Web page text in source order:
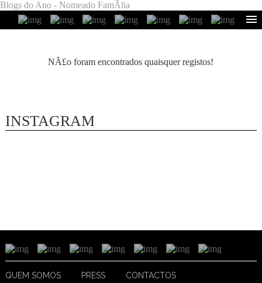
Blogs do Ano - Nomeado FamÃ­lia
NÃ£o foram encontrados quaisquer registos!
INSTAGRAM
QUEM SOMOS PRESS CONTACTOS